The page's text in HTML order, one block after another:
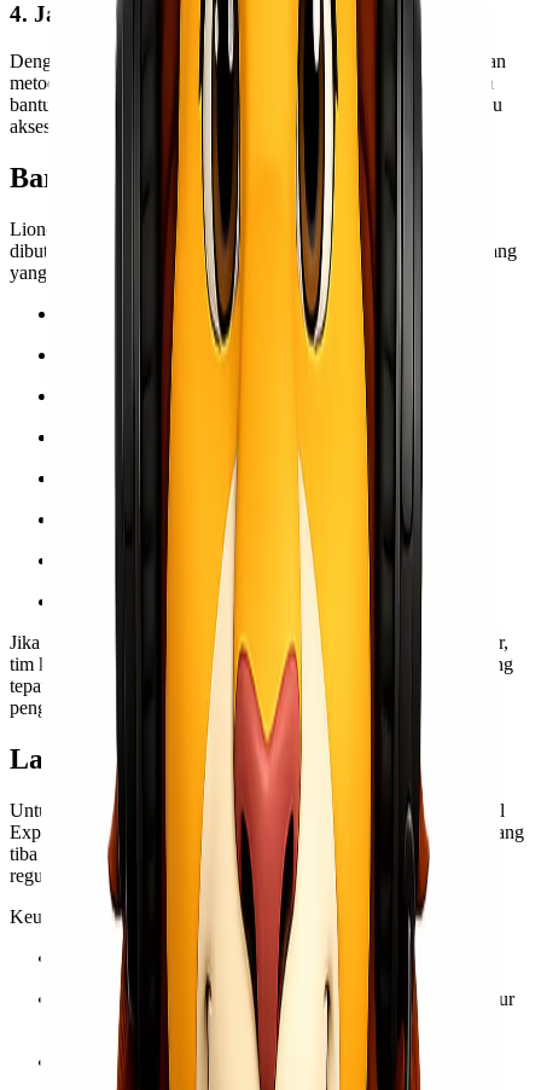
4. Jaringan Luas dan Fleksibel
Dengan konektivitas yang luas, kami bisa menyesuaikan rute dan
metode pengiriman sesuai kondisi lapangan. Ini memungkinkan
bantuan tetap sampai meskipun terjadi kendala seperti cuaca atau
akses terbatas.
Barang Apa Saja yang Bisa Dikirim?
Lionel Express menerima berbagai jenis barang bantuan yang
dibutuhkan masyarakat terdampak bencana. Beberapa jenis barang
yang umum dikirim antara lain:
Sembako & makanan siap saji
Selimut, tenda, dan perlengkapan evakuasi
Obat-obatan dan perlengkapan medis
Air mineral dan kebutuhan sanitasi
Pakaian layak pakai
Perlengkapan bayi dan ibu
Peralatan kebersihan
Logistik darurat lainnya sesuai permintaan
Jika kamu memiliki jenis barang tertentu atau dalam jumlah besar,
tim kami juga bisa membantu memberikan solusi pengiriman yang
tepat, mulai dari konsolidasi, handling khusus, hingga opsi
pengiriman via udara untuk prioritas darurat.
Layanan Express di Lionel Express
Untuk mempercepat distribusi bantuan Jakarta ke Padang, Lionel
Express menyediakan layanan express yang memungkinkan barang
tiba dalam waktu yang jauh lebih cepat dibanding pengiriman
reguler.
Keunggulan layanan express kami meliputi:
Proses handling lebih cepatdi setiap titik operasional.
Estimasi waktu sampai lebih singkat
, memanfaatkan jalur
udara tercepat.
Layanan door to door
, sehingga bantuan bisa langsung
diterima oleh pihak terkait di Padang.